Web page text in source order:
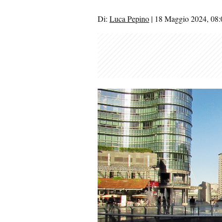
Di: Luca Pepino | 18 Maggio 2024,